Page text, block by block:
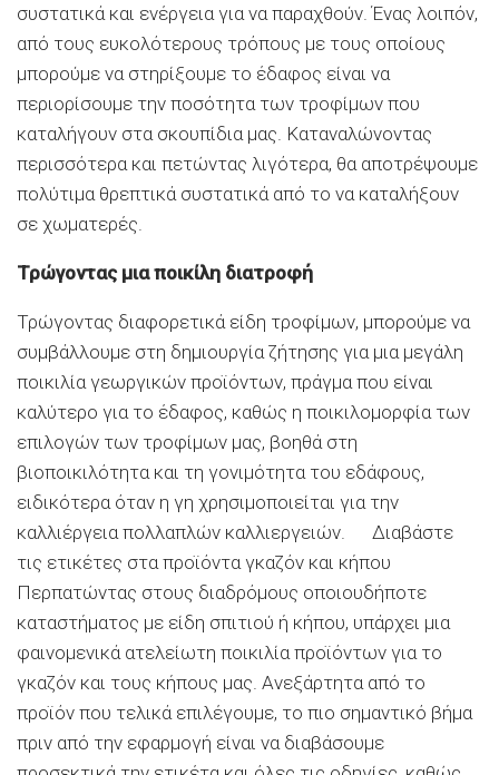
συστατικά και ενέργεια για να παραχθούν. Ένας λοιπόν,
από τους ευκολότερους τρόπους με τους οποίους
μπορούμε να στηρίξουμε το έδαφος είναι να
περιορίσουμε την ποσότητα των τροφίμων που
καταλήγουν στα σκουπίδια μας. Καταναλώνοντας
περισσότερα και πετώντας λιγότερα, θα αποτρέψουμε
πολύτιμα θρεπτικά συστατικά από το να καταλήξουν
σε χωματερές.
Τρώγοντας μια ποικίλη διατροφή
Τρώγοντας διαφορετικά είδη τροφίμων, μπορούμε να
συμβάλλουμε στη δημιουργία ζήτησης για μια μεγάλη
ποικιλία γεωργικών προϊόντων, πράγμα που είναι
καλύτερο για το έδαφος, καθώς η ποικιλομορφία των
επιλογών των τροφίμων μας, βοηθά στη
βιοποικιλότητα και τη γονιμότητα του εδάφους,
ειδικότερα όταν η γη χρησιμοποιείται για την
καλλιέργεια πολλαπλών καλλιεργειών. Διαβάστε
τις ετικέτες στα προϊόντα γκαζόν και κήπου
Περπατώντας στους διαδρόμους οποιουδήποτε
καταστήματος με είδη σπιτιού ή κήπου, υπάρχει μια
φαινομενικά ατελείωτη ποικιλία προϊόντων για το
γκαζόν και τους κήπους μας. Ανεξάρτητα από το
προϊόν που τελικά επιλέγουμε, το πιο σημαντικό βήμα
πριν από την εφαρμογή είναι να διαβάσουμε